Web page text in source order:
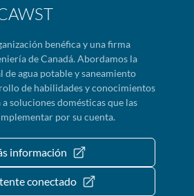
benéfica y una firma
de Canadá. Abordamos la
de agua potable y saneamiento
de habilidades y conocimientos
soluciones domésticas que las
por su cuenta.
información
conectado